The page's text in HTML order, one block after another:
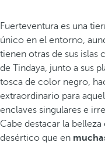
Fuerteventura es una
único en el entorno,
tienen otras de sus islas
de Tindaya, junto a sus
tosca de color negro,
extraordinario para
enclaves singulares e
Cabe destacar la belleza
desértico que en